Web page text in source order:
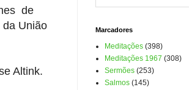
de
da União
Altink.
Marcadores
Meditações (398)
Meditações 1967 (308)
Sermões (253)
Salmos (145)